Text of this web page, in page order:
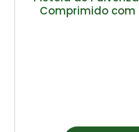
Comprimido com